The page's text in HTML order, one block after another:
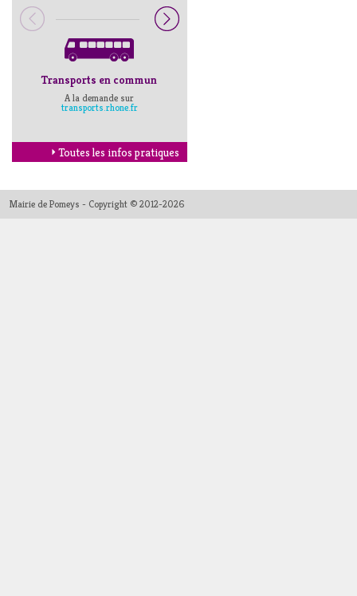
Transports en commun
A la demande sur
transports.rhone.fr
Toutes les infos pratiques
Mairie de Pomeys - Copyright © 2012-2026